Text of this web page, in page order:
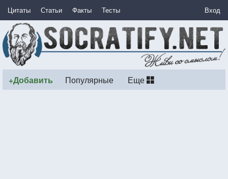
Цитаты Статьи Факты Тесты Вход
+Добавить Популярные Еще